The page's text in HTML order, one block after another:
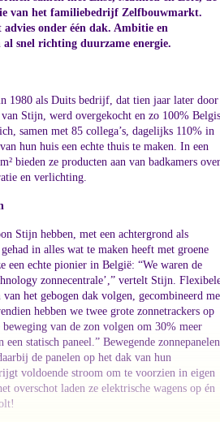
van het familiebedrijf Zelfbouwmarkt.
advies onder één dak. Ambitie en
al snel richting duurzame energie.
1980 als Duits bedrijf, dat tien jaar later door
Stijn, werd overgekocht en zo 100%
samen met 85 collega’s, dagelijks 110% in
hun huis een echte thuis te maken. In een
bieden ze producten aan van badkamers
en verlichting.
Stijn hebben, met een achtergrond als
in alles wat te maken heeft met groene
een echte pionier in België: “We waren de
zonnecentrale’,” vertelt Stijn.
het gebogen dak volgen, gecombineerd
hebben we twee grote zonnetrackers op
van de zon volgen om 30% meer
een statisch paneel.” Bewegende
de panelen op het dak van hun
voldoende stroom om te voorzien in eigen
overschot laden ze elektrische wagens op én